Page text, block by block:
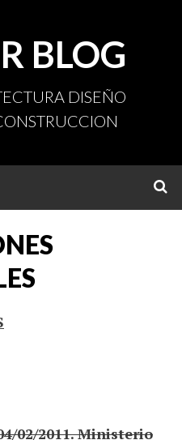
BLOG
DISEÑO
02/2011. Ministerio